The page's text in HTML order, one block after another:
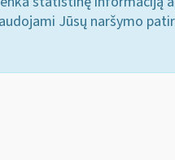
Jūsų naršymo